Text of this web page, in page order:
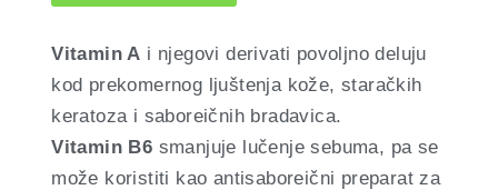
Vitamin A i njegovi derivati povoljno deluju
kod prekomernog ljuštenja kože, staračkih
keratoza i saboreičnih bradavica.
Vitamin B6 smanjuje lučenje sebuma, pa se
može koristiti kao antisaboreični preparat za